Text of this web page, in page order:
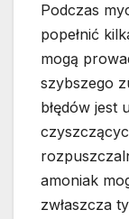
Podczas
popełnić
mogą
szybszego
błędów jest
amoniak
zwłaszcza